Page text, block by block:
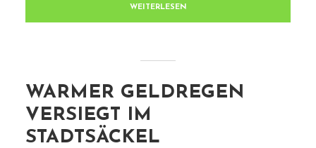
WEITERLESEN
WARMER GELDREGEN
VERSIEGT IM
STADTSÄCKEL